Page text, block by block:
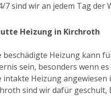
7 sind wir an jedem Tag der
Heizung in Kirchroth
beschädigte Heizung kann
sein, besonders wenn
intakte Heizung angewiesen
sind wir dafür geschult,